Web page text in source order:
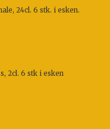
24cl. 6 stk. i esken.
2cl. 6 stk i esken